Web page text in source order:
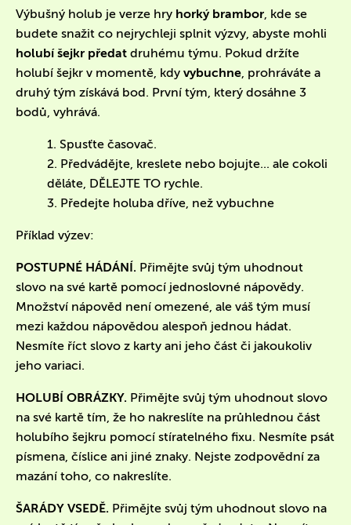
Výbušný holub je verze hry horký brambor, kde se
budete snažit co nejrychleji splnit výzvy, abyste mohli
holubí šejkr předat druhému týmu. Pokud držíte
holubí šejkr v momentě, kdy vybuchne, prohráváte a
druhý tým získává bod. První tým, který dosáhne 3
bodů, vyhrává.
1. Spusťte časovač.
2. Předvádějte, kreslete nebo bojujte... ale cokoli
děláte, DĚLEJTE TO rychle.
3. Předejte holuba dříve, než vybuchne
Příklad výzev:
POSTUPNÉ HÁDÁNÍ. Přimějte svůj tým uhodnout
slovo na své kartě pomocí jednoslovné nápovědy.
Množství nápověd není omezené, ale váš tým musí
mezi každou nápovědou alespoň jednou hádat.
Nesmíte říct slovo z karty ani jeho část či jakoukoliv
jeho variaci.
HOLUBÍ OBRÁZKY. Přimějte svůj tým uhodnout slovo
na své kartě tím, že ho nakreslíte na průhlednou část
holubího šejkru pomocí stíratelného fixu. Nesmíte psát
písmena, číslice ani jiné znaky. Nejste zodpovědní za
mazání toho, co nakreslíte.
ŠARÁDY VSEDĚ. Přimějte svůj tým uhodnout slovo na